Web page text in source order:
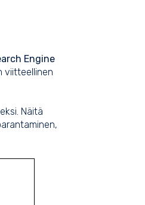
Engine
viitteellinen
Näitä